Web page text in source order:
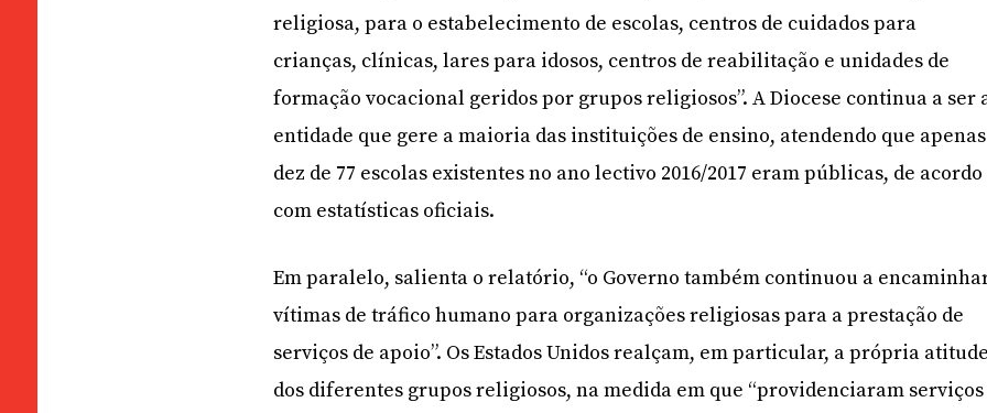
religiosa, para o estabelecimento de escolas, centros de cuidados para
crianças, clínicas, lares para idosos, centros de reabilitação e unidades de
formação vocacional geridos por grupos religiosos”. A Diocese continua a ser
entidade que gere a maioria das instituições de ensino, atendendo que apenas
dez de 77 escolas existentes no ano lectivo 2016/2017 eram públicas, de acordo
com estatísticas oficiais.
Em paralelo, salienta o relatório, “o Governo também continuou a
vítimas de tráfico humano para organizações religiosas para a prestação de
serviços de apoio”. Os Estados Unidos realçam, em particular, a própria
dos diferentes grupos religiosos, na medida em que “providenciaram serviços